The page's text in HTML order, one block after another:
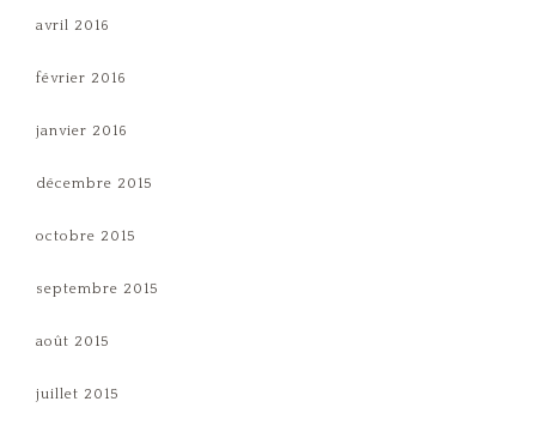
avril 2016
février 2016
janvier 2016
décembre 2015
octobre 2015
septembre 2015
août 2015
juillet 2015